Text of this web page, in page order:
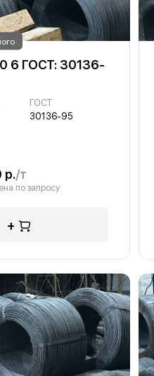
6 ГОСТ: 30136-
ГОСТ
30136-95
р./т
по запросу
+